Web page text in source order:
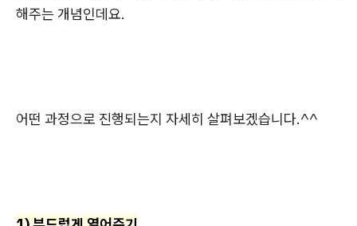
해주는 개념인데요.
어떤 과정으로 진행되는지 자세히 살펴보겠습니다.^^